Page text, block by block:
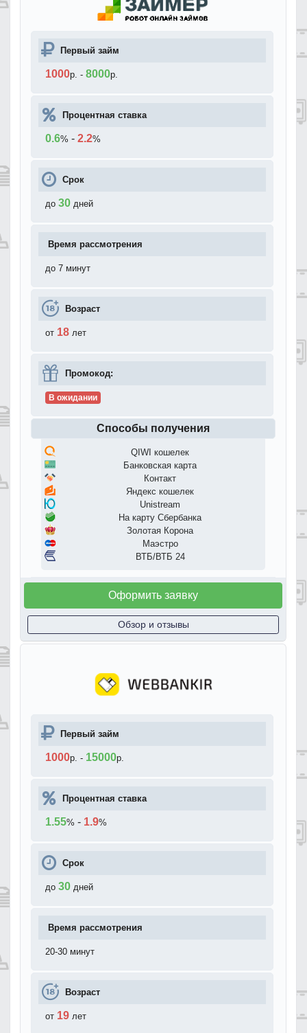
Первый займ
1000р. - 8000р.
Процентная ставка
0.6% - 2.2%
Срок
до 30 дней
Время рассмотрения
до 7 минут
Возраст
от 18 лет
Промокод:
В ожидании
Способы получения
QIWI кошелек
Банковская карта
Контакт
Яндекс кошелек
Unistream
На карту Сбербанка
Золотая Корона
Маэстро
ВТБ/ВТБ 24
Оформить заявку
Обзор и отзывы
Первый займ
1000р. - 15000р.
Процентная ставка
1.55% - 1.9%
Срок
до 30 дней
Время рассмотрения
20-30 минут
Возраст
от 19 лет